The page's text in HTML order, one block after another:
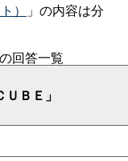
）
」の内容は分
回答一覧
ＵＢＥ」